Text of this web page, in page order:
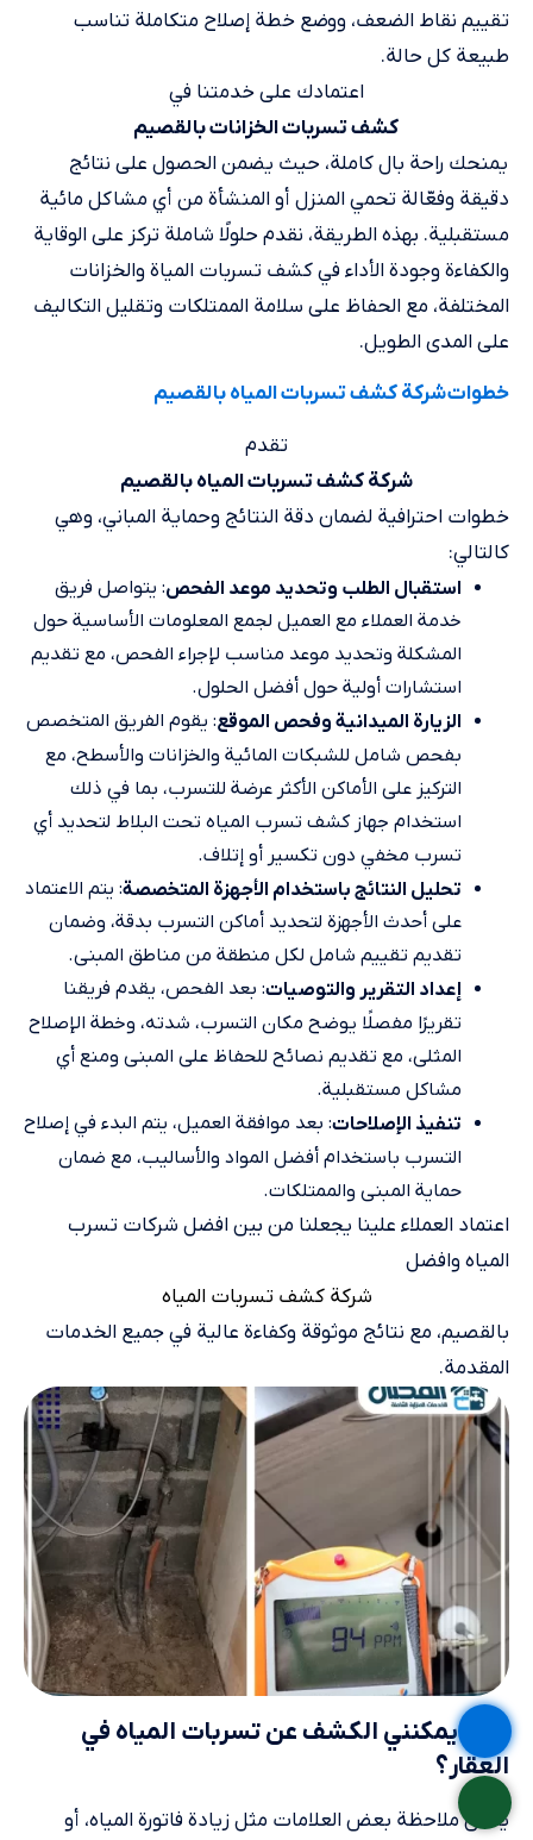
تقييم نقاط الضعف، ووضع خطة إصلاح متكاملة تناسب
طبيعة كل حالة.
اعتمادك على خدمتنا في
كشف تسربات الخزانات​ بالقصيم
يمنحك راحة بال كاملة، حيث يضمن الحصول على نتائج
دقيقة وفعّالة تحمي المنزل أو المنشأة من أي مشاكل مائية
مستقبلية. بهذه الطريقة، نقدم حلولًا شاملة تركز على الوقاية
والكفاءة وجودة الأداء في كشف تسربات المياة والخزانات
المختلفة، مع الحفاظ على سلامة الممتلكات وتقليل التكاليف
على المدى الطويل.
خطوات شركة كشف تسربات المياه بالقصيم
تقدم
شركة كشف تسربات المياه بالقصيم
خطوات احترافية لضمان دقة النتائج وحماية المباني، وهي
كالتالي:
استقبال الطلب وتحديد موعد الفحص: يتواصل فريق
خدمة العملاء مع العميل لجمع المعلومات الأساسية حول
المشكلة وتحديد موعد مناسب لإجراء الفحص، مع تقديم
استشارات أولية حول أفضل الحلول.
الزيارة الميدانية وفحص الموقع: يقوم الفريق المتخصص
بفحص شامل للشبكات المائية والخزانات والأسطح، مع
التركيز على الأماكن الأكثر عرضة للتسرب، بما في ذلك
استخدام جهاز كشف تسرب المياه تحت البلاط لتحديد أي
تسرب مخفي دون تكسير أو إتلاف.
تحليل النتائج باستخدام الأجهزة المتخصصة: يتم الاعتماد
على أحدث الأجهزة لتحديد أماكن التسرب بدقة، وضمان
تقديم تقييم شامل لكل منطقة من مناطق المبنى.
إعداد التقرير والتوصيات: بعد الفحص، يقدم فريقنا
تقريرًا مفصلًا يوضح مكان التسرب، شدته، وخطة الإصلاح
المثلى، مع تقديم نصائح للحفاظ على المبنى ومنع أي
مشاكل مستقبلية.
تنفيذ الإصلاحات: بعد موافقة العميل، يتم البدء في إصلاح
التسرب باستخدام أفضل المواد والأساليب، مع ضمان
حماية المبنى والممتلكات.
اعتماد العملاء علينا يجعلنا من بين افضل شركات تسرب
المياه وافضل
شركة كشف تسربات المياه
بالقصيم، مع نتائج موثوقة وكفاءة عالية في جميع الخدمات
المقدمة.
كيف يمكنني الكشف عن تسربات المياه في
العقار؟
يمكن ملاحظة بعض العلامات مثل زيادة فاتورة المياه، أو